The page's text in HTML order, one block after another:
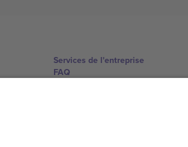
Services de l'entreprise
FAQ